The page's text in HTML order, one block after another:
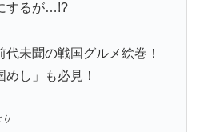
するが…!?
未聞の戦国グルメ絵巻！
し」も必見！
り